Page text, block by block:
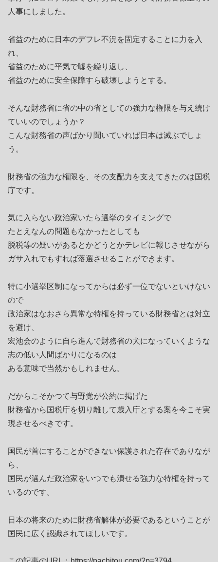
人事にしました。
省益のために日本のデフレ不況を固定することに力を入
れ、
省益のために平気で嘘を繰り返し、
省益のために安全保障すら破壊しようとする。
そんな財務省に省の中の省としての強力な権限を与え続け
ていいのでしょうか？
こんな財務省の声ばかり聞いていれば日本は滅ぶでしょ
う。
財務省の強力な権限を、その支配力を支えてきたのは国税
庁です。
気に入らない政治家いたら選挙のタイミングで
たとえなんの問題もなかったとしても
脱税等の疑いがあるとかどうとかテレビに報じさせながら
ガサ入れでもすれば落選させることができます。
特に小選挙区制になってからは必ず一位でないといけない
ので
政治家はなおさら異常な特権を持っている財務省とは対立
を避け、
宏池会のように自ら進んで財務省の犬になっていくような
志の低い人間ばかりになるのは
ある意味で当然かもしれません。
だからこそかつて与野党が公約に掲げた
財務省から国税庁を切り離して歳入庁とする案を今こそ実
現させるべきです。
国民が首にすることができない保護された存在でありなが
ら、
国民が選んだ政治家をいつでも潰せる強力な特権を持って
いるのです。
日本の将来のために財務省解体が必要であるということが
国民に広く認識されてほしいです。